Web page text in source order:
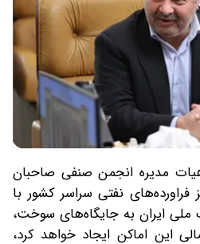
مدیره انجمن صنفی صاحبان
نفتی سراسر کشور با
ملی ایران به جایگاه‌های سوخت،
این اماکن ایجاد خواهد کرد،